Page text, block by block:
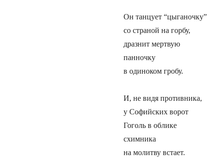
Он танцует “цыганочку”
со страной на горбу,
дразнит мертвую
панночку
в одиноком гробу.
И, не видя противника,
у Софийских ворот
Гоголь в облике
схимника
на молитву встает.